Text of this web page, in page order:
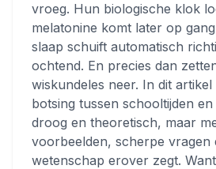
vroeg. Hun biologische klok
melatonine komt later op
slaap schuift automatisch
ochtend. En precies dan
wiskundeles neer. In dit
botsing tussen schooltijden
droog en theoretisch, maar
voorbeelden, scherpe vragen
wetenschap erover zegt.